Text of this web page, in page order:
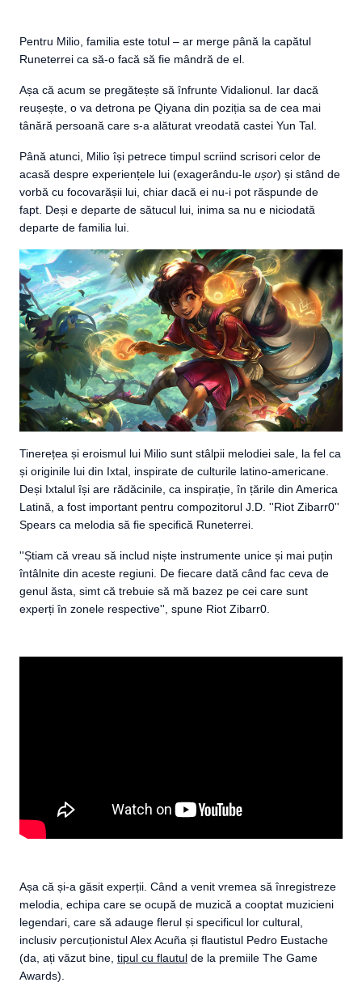
Pentru Milio, familia este totul – ar merge până la capătul
Runeterrei ca să-o facă să fie mândră de el.
Așa că acum se pregătește să înfrunte Vidalionul. Iar dacă
reușește, o va detrona pe Qiyana din poziția sa de cea mai
tânără persoană care s-a alăturat vreodată castei Yun Tal.
Până atunci, Milio își petrece timpul scriind scrisori celor de
acasă despre experiențele lui (exagerându-le ușor) și stând de
vorbă cu focovarășii lui, chiar dacă ei nu-i pot răspunde de
fapt. Deși e departe de sătucul lui, inima sa nu e niciodată
departe de familia lui.
Tinerețea și eroismul lui Milio sunt stâlpii melodiei sale, la fel ca
și originile lui din Ixtal, inspirate de culturile latino-americane.
Deși Ixtalul își are rădăcinile, ca inspirație, în țările din America
Latină, a fost important pentru compozitorul J.D. ''Riot Zibarr0''
Spears ca melodia să fie specifică Runeterrei.
''Știam că vreau să includ niște instrumente unice și mai puțin
întâlnite din aceste regiuni. De fiecare dată când fac ceva de
genul ăsta, simt că trebuie să mă bazez pe cei care sunt
experți în zonele respective'', spune Riot Zibarr0.
Așa că și-a găsit experții. Când a venit vremea să înregistreze
melodia, echipa care se ocupă de muzică a cooptat muzicieni
legendari, care să adauge flerul și specificul lor cultural,
inclusiv percuționistul Alex Acuña și flautistul Pedro Eustache
(da, ați văzut bine, tipul cu flautul de la premiile The Game
Awards).